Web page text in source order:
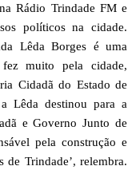
Rádio Trindade FM e
políticos na cidade.
Lêda Borges é uma
muito pela cidade,
Cidadã do Estado de
Lêda destinou para a
e Governo Junto de
pela construção e
Trindade’, relembra.